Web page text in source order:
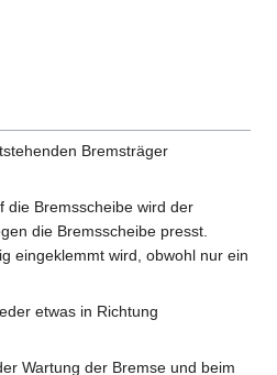
Bremsträger
die Bremsscheibe wird der
die Bremsscheibe presst.
eingeklemmt wird, obwohl nur ein
etwas in Richtung
Wartung der Bremse und beim